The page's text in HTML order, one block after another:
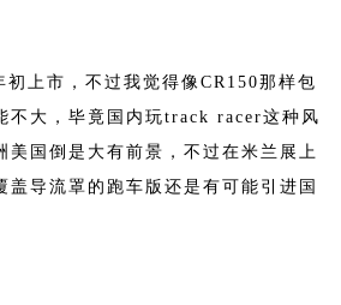
上市，不过我觉得像CR150那样包
不大，毕竟国内玩track racer这种风
美国倒是大有前景，不过在米兰展上
盖导流罩的跑车版还是有可能引进国